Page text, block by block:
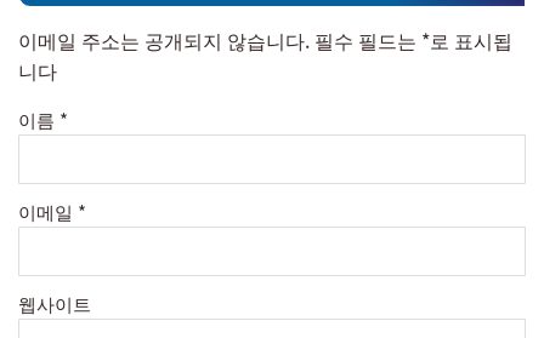
이메일 주소는 공개되지 않습니다. 필수 필드는 *로 표시됩
니다
이름 *
이메일 *
웹사이트